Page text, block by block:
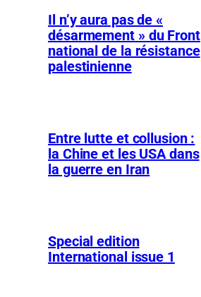
Il n’y aura pas de «
désarmement » du Front
national de la résistance
palestinienne
Entre lutte et collusion :
la Chine et les USA dans
la guerre en Iran
Special edition
International issue 1